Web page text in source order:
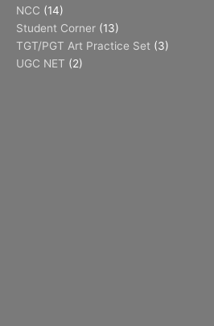
NCC (14)
Student Corner (13)
TGT/PGT Art Practice Set (3)
UGC NET (2)